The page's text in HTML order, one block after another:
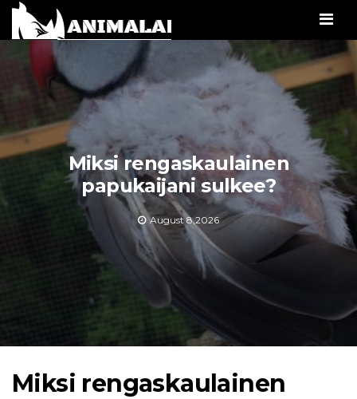
Miksi rengaskaulainen
papukaijani sulkee?
August 8,2026
Miksi rengaskaulainen